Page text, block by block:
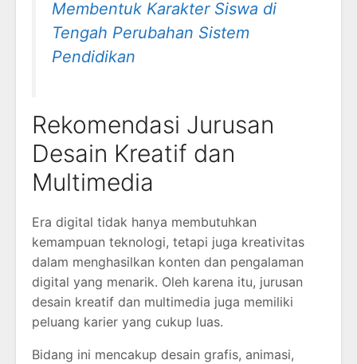
Membentuk Karakter Siswa di
Tengah Perubahan Sistem
Pendidikan
Rekomendasi Jurusan
Desain Kreatif dan
Multimedia
Era digital tidak hanya membutuhkan
kemampuan teknologi, tetapi juga kreativitas
dalam menghasilkan konten dan pengalaman
digital yang menarik. Oleh karena itu, jurusan
desain kreatif dan multimedia juga memiliki
peluang karier yang cukup luas.
Bidang ini mencakup desain grafis, animasi,